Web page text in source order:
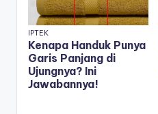
IPTEK
Kenapa Handuk Punya
Garis Panjang di
Ujungnya? Ini
Jawabannya!